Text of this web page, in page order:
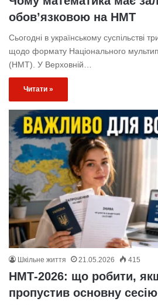
обов’язковою на НМТ
Сьогодні в українському суспільстві
щодо формату Національного
(НМТ). У Верховній…
Читати »
Шкільне життя 21.05.2026 415
НМТ-2026: що робити,
пропустив основну